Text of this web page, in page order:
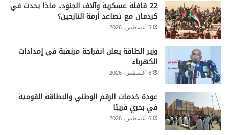
22 قافلة عسكرية وآلاف الجنود.. ماذا يحدث في
كردفان مع تصاعد أزمة النازحين؟
6 أغسطس، 2026
وزير الطاقة يعلن انفراجة مرتقبة في إمدادات
الكهرباء
6 أغسطس، 2026
عودة خدمات الرقم الوطني والبطاقة القومية
في بحري قريبًا
6 أغسطس، 2026